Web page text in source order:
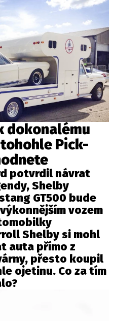
dokonalému
Pick-
potvrdil návrat
Shelby
GT500 bude
vozem
Shelby si mohl
auta přímo z
přesto koupil
ojetinu. Co za tím